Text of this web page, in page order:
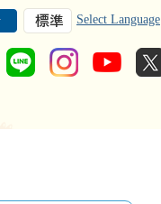
Select Language